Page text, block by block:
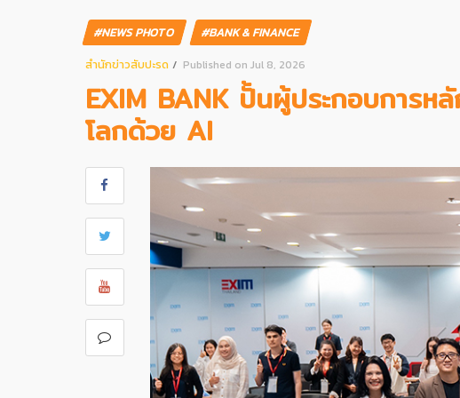
#NEWS PHOTO
#BANK & FINANCE
สํานักข่าวสับปะรด
Published on Jul 8, 2026
EXIM BANK ปั้นผู้ประกอบการ
โลกด้วย AI